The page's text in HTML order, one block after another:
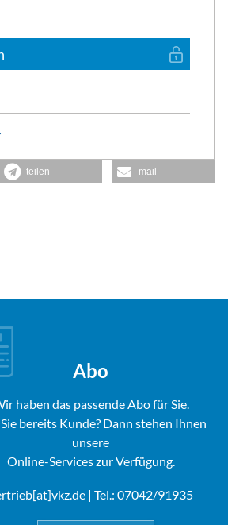
teilen mail
Abo
haben das passende Abo für Sie.
bereits Kunde? Dann stehen Ihnen
unsere
Online-Services zur Verfügung.
| Tel.: 07042/91935